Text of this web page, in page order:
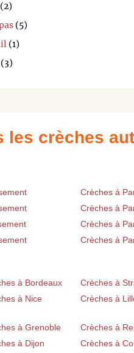
(2)
(5)
(1)
(3)
les crèches
Crèches à
Crèches à
Crèches à
Crèches à
à Bordeaux Crèches à
à Nice Crèches à
à Grenoble Crèches à
à Dijon Crèches à